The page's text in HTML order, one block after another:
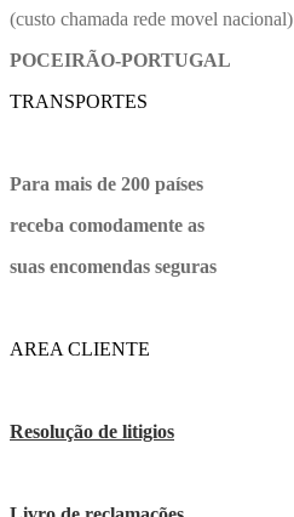
(custo chamada rede movel nacional)
POCEIRÃO-PORTUGAL
TRANSPORTES
Para mais de 200 países
receba comodamente as
suas encomendas seguras
AREA CLIENTE
Resolução de litigios